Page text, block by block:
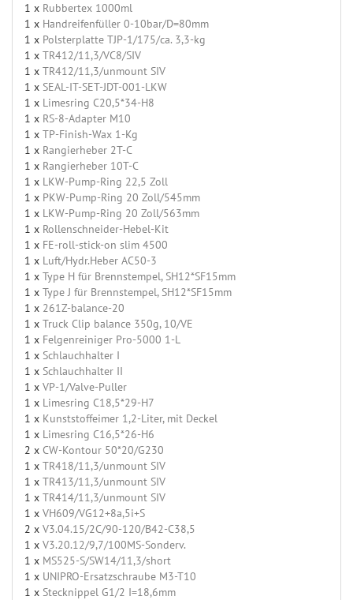
1 x Rubbertex 1000ml
1 x Handreifenfüller 0-10bar/D=80mm
1 x Polsterplatte TJP-1/175/ca. 3,3-kg
1 x TR412/11,3/VC8/SIV
1 x TR412/11,3/unmount SIV
1 x SEAL-IT-SET-JDT-001-LKW
1 x Limesring C20,5*34-H8
1 x RS-8-Adapter M10
1 x TP-Finish-Wax 1-Kg
1 x Rangierheber 2T-C
1 x Rangierheber 10T-C
1 x LKW-Pump-Ring 22,5 Zoll
1 x PKW-Pump-Ring 20 Zoll/545mm
1 x LKW-Pump-Ring 20 Zoll/563mm
1 x Rollenschneider-Hebel-Kit
1 x FE-roll-stick-on slim 4500
1 x Luft/Hydr.Heber AC50-3
1 x Type H für Brennstempel, SH12*SF15mm
1 x Type J für Brennstempel, SH12*SF15mm
1 x 261Z-balance-20
1 x Truck Clip balance 350g, 10/VE
1 x Felgenreiniger Pro-5000 1-L
1 x Schlauchhalter I
1 x Schlauchhalter II
1 x VP-1/Valve-Puller
1 x Limesring C18,5*29-H7
1 x Kunststoffeimer 1,2-Liter, mit Deckel
1 x Limesring C16,5*26-H6
2 x CW-Kontour 50*20/G230
1 x TR418/11,3/unmount SIV
1 x TR413/11,3/unmount SIV
1 x TR414/11,3/unmount SIV
1 x VH609/VG12+8a,5i+S
2 x V3.04.15/2C/90-120/B42-C38,5
1 x V3.20.12/9,7/100MS-Sonderv.
1 x MS525-S/SW14/11,3/short
1 x UNIPRO-Ersatzschraube M3-T10
1 x Stecknippel G1/2 I=18,6mm